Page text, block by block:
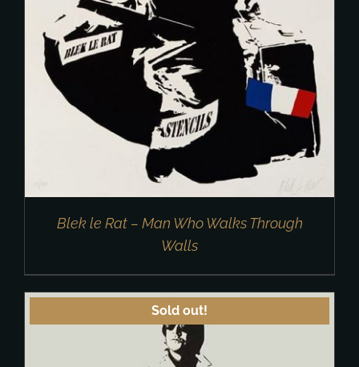
Blek le Rat – Man Who Walks Through
Walls
Sold out!